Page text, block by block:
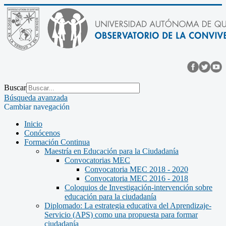
Buscar
Búsqueda avanzada
Cambiar navegación
Inicio
Conócenos
Formación Continua
Maestría en Educación para la Ciudadanía
Convocatorias MEC
Convocatoria MEC 2018 - 2020
Convocatoria MEC 2016 - 2018
Coloquios de Investigación-intervención sobre
educación para la ciudadanía
Diplomado: La estrategia educativa del Aprendizaje-
Servicio (APS) como una propuesta para formar
ciudadanía